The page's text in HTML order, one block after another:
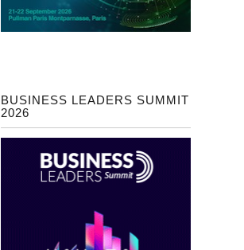
BUSINESS LEADERS SUMMIT
2026